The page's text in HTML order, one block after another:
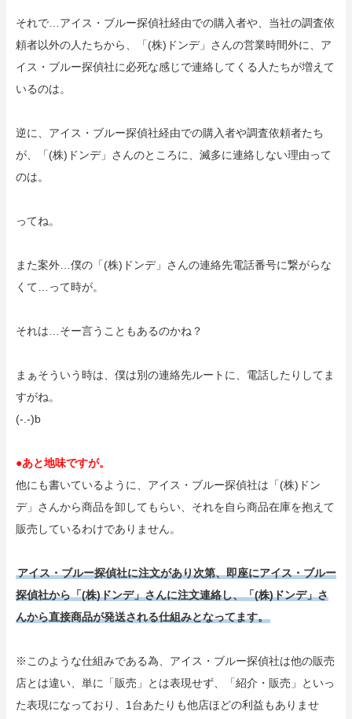
それで…アイス・ブルー探偵社経由での購入者や、当社の調査依
頼者以外の人たちから、「(株)ドンデ」さんの営業時間外に、ア
イス・ブルー探偵社に必死な感じで連絡してくる人たちが増えて
いるのは。
逆に、アイス・ブルー探偵社経由での購入者や調査依頼者たち
が、「(株)ドンデ」さんのところに、滅多に連絡しない理由って
のは。
ってね。
また案外…僕の「(株)ドンデ」さんの連絡先電話番号に繋がらな
くて…って時が。
それは…そー言うこともあるのかね？
まぁそういう時は、僕は別の連絡先ルートに、電話したりしてま
すがね。
(-.-)b
●あと地味ですが。
他にも書いているように、アイス・ブルー探偵社は「(株)ドン
デ」さんから商品を卸してもらい、それを自ら商品在庫を抱えて
販売しているわけでありません。
アイス・ブルー探偵社に注文があり次第、即座にアイス・ブルー
探偵社から「(株)ドンデ」さんに注文連絡し、「(株)ドンデ」さ
んから直接商品が発送される仕組みとなってます。
※このような仕組みである為、アイス・ブルー探偵社は他の販売
店とは違い、単に「販売」とは表現せず、「紹介・販売」といっ
た表現になっており、1台あたりも他店ほどの利益もありませ